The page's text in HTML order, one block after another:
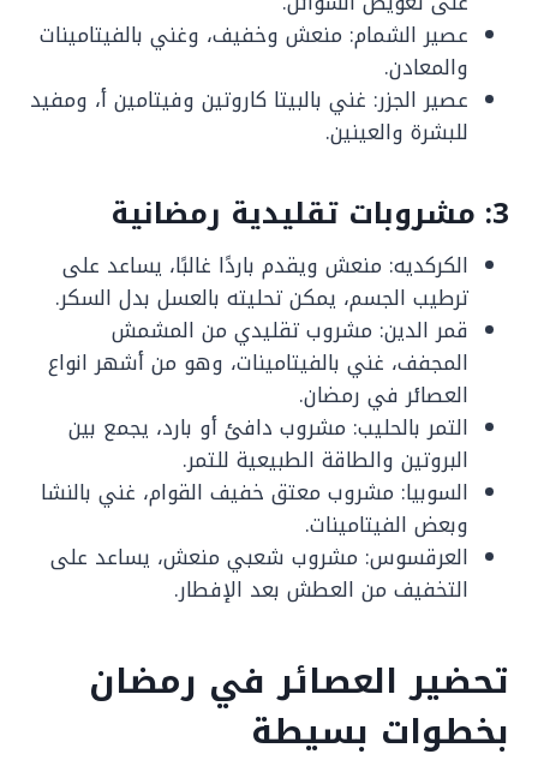
عصير الشمام: منعش وخفيف، وغني بالفيتامينات
والمعادن.
عصير الجزر: غني بالبيتا كاروتين وفيتامين أ، ومفيد
للبشرة والعينين.
3: مشروبات تقليدية رمضانية
الكركديه: منعش ويقدم باردًا غالبًا، يساعد على
ترطيب الجسم، يمكن تحليته بالعسل بدل السكر.
قمر الدين: مشروب تقليدي من المشمش
المجفف، غني بالفيتامينات، وهو من أشهر انواع
العصائر في رمضان.
التمر بالحليب: مشروب دافئ أو بارد، يجمع بين
البروتين والطاقة الطبيعية للتمر.
السوبيا: مشروب معتق خفيف القوام، غني بالنشا
وبعض الفيتامينات.
العرقسوس: مشروب شعبي منعش، يساعد على
التخفيف من العطش بعد الإفطار.
تحضير العصائر في رمضان
بخطوات بسيطة